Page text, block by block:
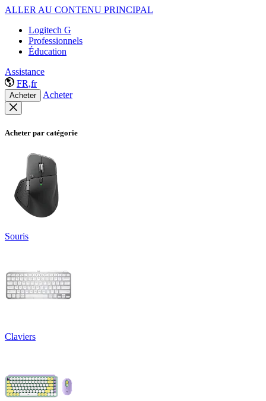
ALLER AU CONTENU PRINCIPAL
Logitech G
Professionnels
Éducation
Assistance
FR,fr
Acheter Acheter
Acheter par catégorie
Souris
Claviers